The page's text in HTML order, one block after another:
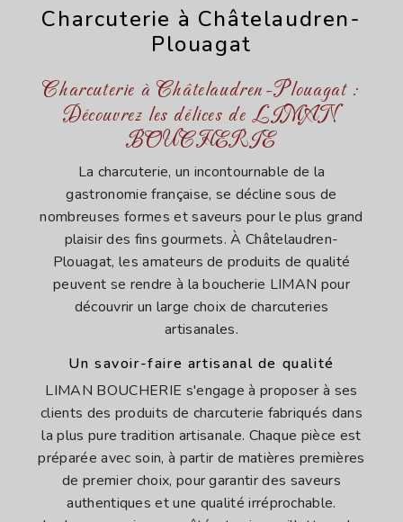
Charcuterie à Châtelaudren-
Plouagat
Charcuterie à Châtelaudren-Plouagat :
Découvrez les délices de LIMAN
BOUCHERIE
La charcuterie, un incontournable de la
gastronomie française, se décline sous de
nombreuses formes et saveurs pour le plus grand
plaisir des fins gourmets. À Châtelaudren-
Plouagat, les amateurs de produits de qualité
peuvent se rendre à la boucherie LIMAN pour
découvrir un large choix de charcuteries
artisanales.
Un savoir-faire artisanal de qualité
LIMAN BOUCHERIE s'engage à proposer à ses
clients des produits de charcuterie fabriqués dans
la plus pure tradition artisanale. Chaque pièce est
préparée avec soin, à partir de matières premières
de premier choix, pour garantir des saveurs
authentiques et une qualité irréprochable.